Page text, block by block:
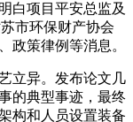
白项目平安总监及
市环保财产协会
政策律例等消息。
立异。发布论文几
的典型事迹，最终
构和人员设置装备